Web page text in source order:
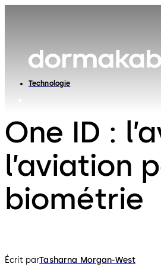
Technologie
One ID :
l’aviation
biométrie
Écrit parTasharna Morgan-West